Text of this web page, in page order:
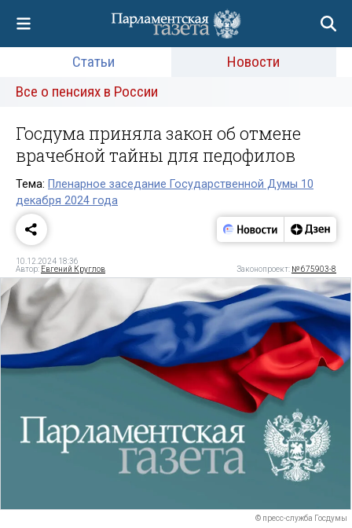
Статьи
Новости
Все о пенсиях в России
Госдума приняла закон об отмене
врачебной тайны для педофилов
Тема: Пленарное заседание Государственной Думы 10
декабря 2024 года
10.12.2024 18:36
Автор: Евгений Круглов Законопроект: № 675903-8
© пресс-служба Госдумы